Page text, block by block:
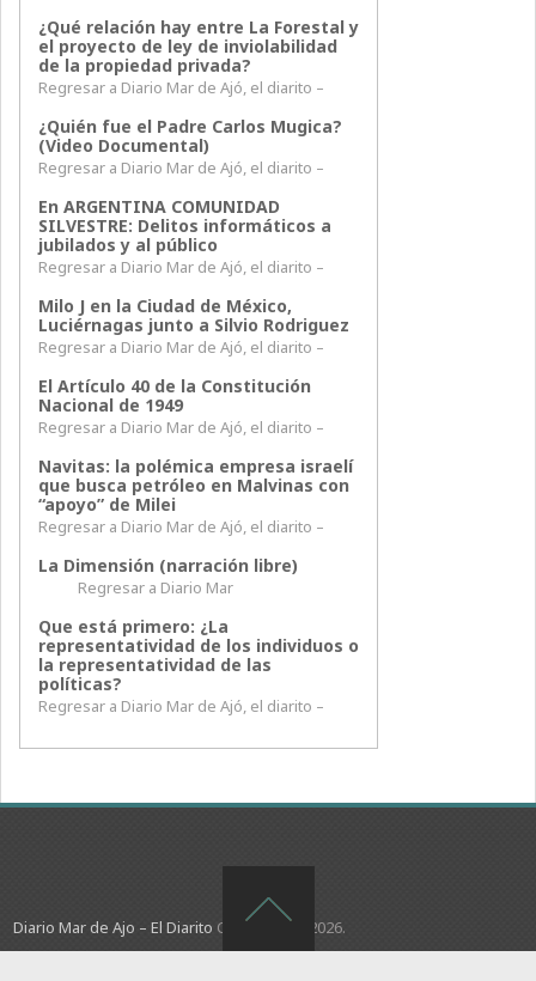
¿Qué relación hay entre La Forestal y
el proyecto de ley de inviolabilidad
de la propiedad privada?
Regresar a Diario Mar de Ajó, el diarito –
¿Quién fue el Padre Carlos Mugica?
(Video Documental)
Regresar a Diario Mar de Ajó, el diarito –
En ARGENTINA COMUNIDAD
SILVESTRE: Delitos informáticos a
jubilados y al público
Regresar a Diario Mar de Ajó, el diarito –
Milo J en la Ciudad de México,
Luciérnagas junto a Silvio Rodriguez
Regresar a Diario Mar de Ajó, el diarito –
El Artículo 40 de la Constitución
Nacional de 1949
Regresar a Diario Mar de Ajó, el diarito –
Navitas: la polémica empresa israelí
que busca petróleo en Malvinas con
“apoyo” de Milei
Regresar a Diario Mar de Ajó, el diarito –
La Dimensión (narración libre)
Regresar a Diario Mar
Que está primero: ¿La
representatividad de los individuos o
la representatividad de las
políticas?
Regresar a Diario Mar de Ajó, el diarito –
Diario Mar de Ajo – El Diarito Copyright © 2026.